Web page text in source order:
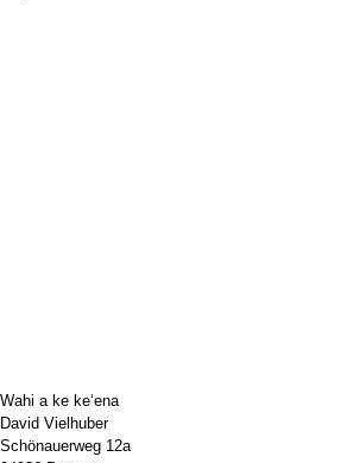
Wahi a ke keʻena
David Vielhuber
Schönauerweg 12a